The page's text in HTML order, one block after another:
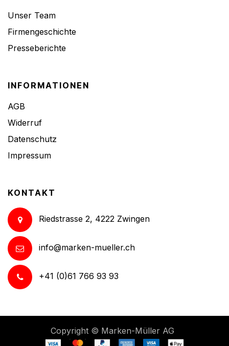
Unser Team
Firmengeschichte
Presseberichte
INFORMATIONEN
AGB
Widerruf
Datenschutz
Impressum
KONTAKT
Riedstrasse 2, 4222 Zwingen
info@marken-mueller.ch
+41 (0)61 766 93 93
Copyright © Marken-Müller AG